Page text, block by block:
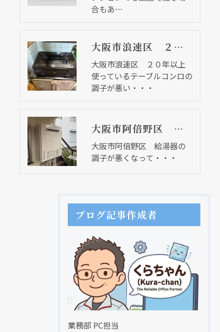
合もあ…
大阪市浪速区 ２０年以上使っているテーブルコンロの調子が悪い・・・
大阪市浪速区 ２０年以上
使っているテーブルコンロの
調子が悪い・・・
大阪市阿倍野区 給湯器の調子が悪くなって・・・
大阪市阿倍野区 給湯器の
調子が悪くなって・・・
ブログ記事作成者
業務部 PC担当